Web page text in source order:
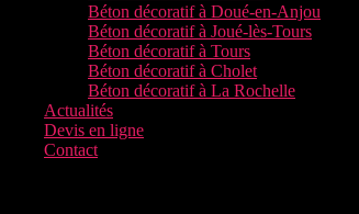
Béton décoratif à Doué-en-Anjou
Béton décoratif à Joué-lès-Tours
Béton décoratif à Tours
Béton décoratif à Cholet
Béton décoratif à La Rochelle
Actualités
Devis en ligne
Contact